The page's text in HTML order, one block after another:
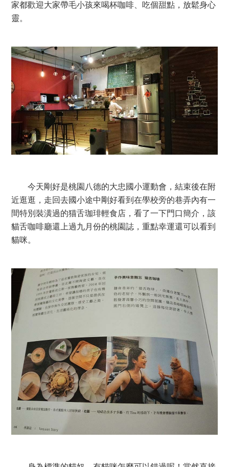
家都歡迎大家帶毛小孩來喝杯咖啡、吃個甜點，放鬆身心
靈。
今天剛好是桃園八德的大忠國小運動會，結束後在附
近逛逛，走回去國小途中剛好看到在學校旁的巷弄內有一
間特別裝潢過的猫舌珈琲輕食店，看了一下門口簡介，該
貓舌咖啡廳還上過九月份的桃園誌，重點幸運還可以看到
貓咪。